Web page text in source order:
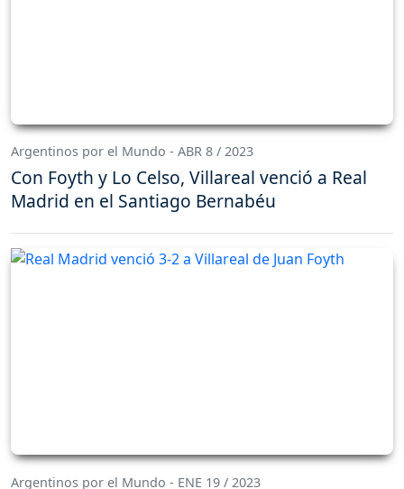
Argentinos por el Mundo - ABR 8 / 2023
Con Foyth y Lo Celso, Villareal venció a Real
Madrid en el Santiago Bernabéu
Argentinos por el Mundo - ENE 19 / 2023